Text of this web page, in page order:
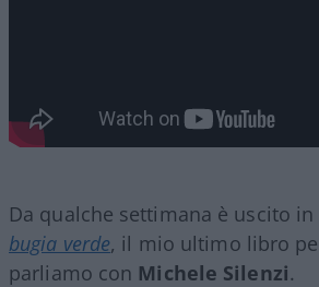
Da qualche settimana è uscito
bugia verde, il mio ultimo libro
parliamo con Michele Silenzi.